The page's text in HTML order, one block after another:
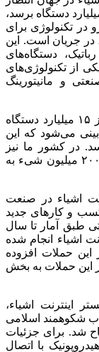
این تعداد تا سال ۲۰۲۵ به بیش از ۲۲ میلیارد دستگاه برسد،
در تکنولوژی برای
در جریان است. این
دستگاه‌های
از تکنولوژی‌های
و مانیتورینگ
بنابر گفته مسئولان تا پایان سال ۲۰۲۳ بیش از ۱۵ میلیارد دستگاه
می‌شود که این
دستگاه برسد. در کشور ما نیز
پیش‌بینی شده است که تا سال ۱۴۰۵ بیش از ۲۰۰ میلیون شیء به
اشیاء در صنعت
و کارهای جدید
طبق آمار تا سال
اینترنت اشیاء انجام شده
سالیانه ۲۰ درصد بر این حملات افزوده
در دنیا، ۷۰ درصد از این حملات به بخش
اینترنت اشیاء،
شکوهمند اسلامی
شد. برای جزئیات
با اتصال